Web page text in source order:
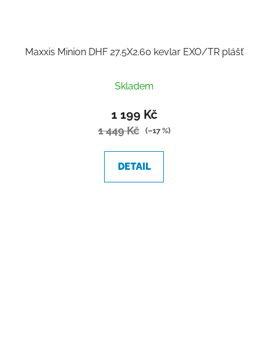
Maxxis Minion DHF 27.5X2.60 kevlar EXO/TR plášť
Skladem
1 199 Kč
1 449 Kč (–17 %)
DETAIL